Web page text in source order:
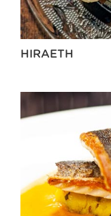
HIRAETH